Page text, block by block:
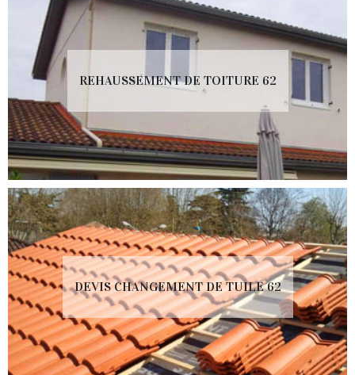
REHAUSSEMENT DE TOITURE 62
DEVIS CHANGEMENT DE TUILE 62